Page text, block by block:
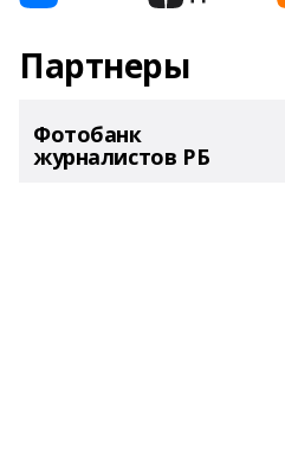
Партнеры
Фотобанк
журналистов РБ